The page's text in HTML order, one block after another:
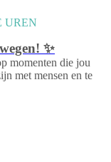
UREN
✨
momenten die jou
met mensen en te